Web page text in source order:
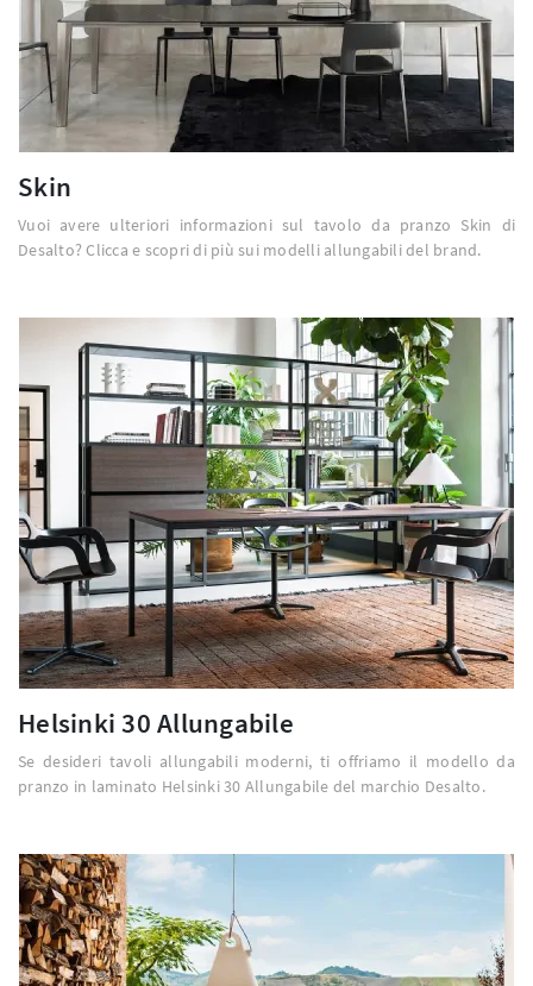
Skin
Vuoi avere ulteriori informazioni sul tavolo da pranzo Skin di
Desalto? Clicca e scopri di più sui modelli allungabili del brand.
Helsinki 30 Allungabile
Se desideri tavoli allungabili moderni, ti offriamo il modello da
pranzo in laminato Helsinki 30 Allungabile del marchio Desalto.